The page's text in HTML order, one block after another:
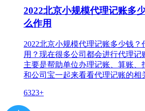
2022北京小规模代理记账多
么作用
2022北京小规模代理记账多少钱
用？现在很多公司都会进行代理记
主要是帮助单位办理记账、算账、
和公司宝一起来看看代理记账的相
6323+